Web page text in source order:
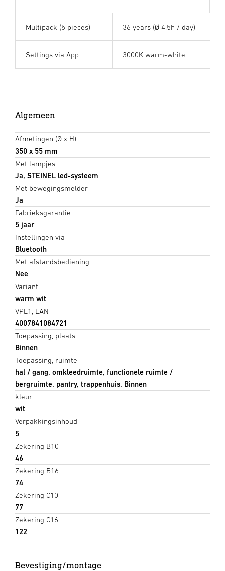
Multipack (5 pieces) 36 years (Ø 4,5h / day)
Settings via App 3000K warm-white
Algemeen
Afmetingen (Ø x H)
350 x 55 mm
Met lampjes
Ja, STEINEL led-systeem
Met bewegingsmelder
Ja
Fabrieksgarantie
5 jaar
Instellingen via
Bluetooth
Met afstandsbediening
Nee
Variant
warm wit
VPE1, EAN
4007841084721
Toepassing, plaats
Binnen
Toepassing, ruimte
hal / gang, omkleedruimte, functionele ruimte /
bergruimte, pantry, trappenhuis, Binnen
kleur
wit
Verpakkingsinhoud
5
Zekering B10
46
Zekering B16
74
Zekering C10
77
Zekering C16
122
Bevestiging/montage